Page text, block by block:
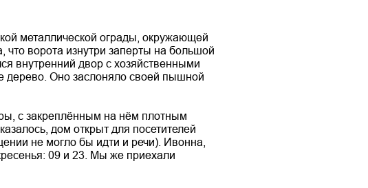
металлической ограды, окружающей
ворота изнутри заперты на большой
внутренний двор с хозяйственными
дерево. Оно заслоняло своей пышной
с закреплённым на нём плотным
дом открыт для посетителей
не могло бы идти и речи). Ивонна,
09 и 23. Мы же приехали